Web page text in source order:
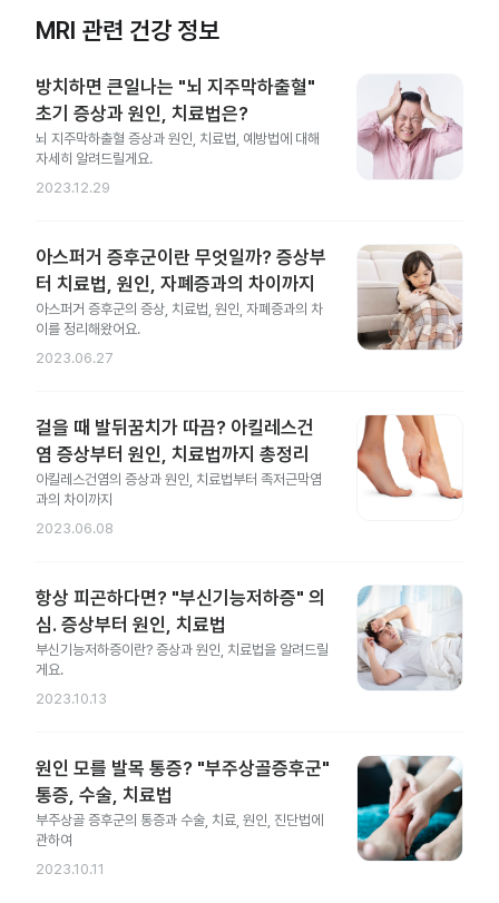
MRI 관련 건강 정보
방치하면 큰일나는 "뇌 지주막하출혈"
초기 증상과 원인, 치료법은?
뇌 지주막하출혈 증상과 원인, 치료법, 예방법에 대해
자세히 알려드릴게요.
2023.12.29
아스퍼거 증후군이란 무엇일까? 증상부
터 치료법, 원인, 자폐증과의 차이까지
아스퍼거 증후군의 증상, 치료법, 원인, 자폐증과의 차
이를 정리해왔어요.
2023.06.27
걸을 때 발뒤꿈치가 따끔? 아킬레스건
염 증상부터 원인, 치료법까지 총정리
아킬레스건염의 증상과 원인, 치료법부터 족저근막염
과의 차이까지
2023.06.08
항상 피곤하다면? "부신기능저하증" 의
심. 증상부터 원인, 치료법
부신기능저하증이란? 증상과 원인, 치료법을 알려드릴
게요.
2023.10.13
원인 모를 발목 통증? "부주상골증후군"
통증, 수술, 치료법
부주상골 증후군의 통증과 수술, 치료, 원인, 진단법에
관하여
2023.10.11